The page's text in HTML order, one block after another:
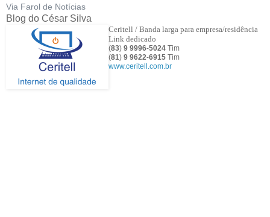
Via Farol de Notícias
Blog do César Silva
Ceritell / Banda larga para empresa/residência
Link dedicado
(83) 9 9996-5024 Tim
(81) 9 9622-6915 Tim
www.ceritell.com.br